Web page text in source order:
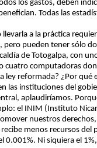
los gastos, deben
Todas las
llevarla a la práctica
pero pueden tener sólo
de Totogalpa, con
cuatro computadoras
ley reformada? ¿Por qué
las instituciones del
aplaudiríamos.
el INIM (Instituto
nuestros
menos recursos
0.001%. Ni siquiera el